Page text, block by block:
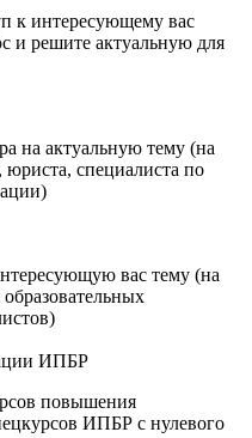
к интересующему вас
и решите актуальную для
на актуальную тему (на
юриста, специалиста по
вас тему (на
ИПБР
повышения
ИПБР с нулевого